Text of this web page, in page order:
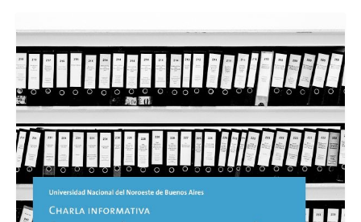
AGENDA
MEDIATECA
Asimetrías del Conocimiento
Ciencia en imágenes
Científico Se Hace
Comunidades Educativas